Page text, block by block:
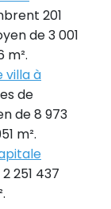
201
de 3 001
m².
villa à
de
de 8 973
m².
251 437